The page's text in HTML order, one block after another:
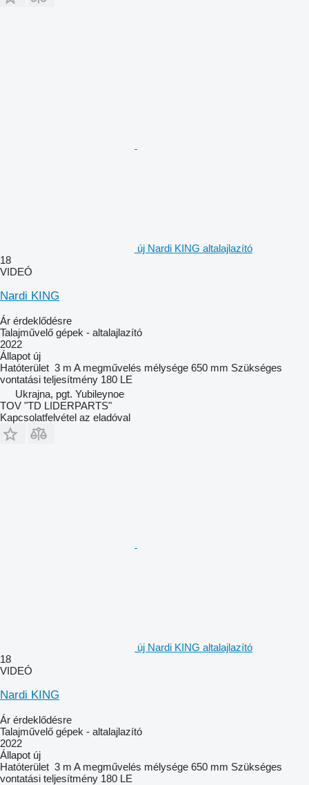
új Nardi KING altalajlazító
18
VIDEÓ
Nardi KING
Ár érdeklődésre
Talajművelő gépek - altalajlazító
2022
Állapot új
Hatóterület 3 m A megművelés mélysége 650 mm Szükséges
vontatási teljesítmény 180 LE
Ukrajna, pgt. Yubileynoe
TOV "TD LIDERPARTS"
Kapcsolatfelvétel az eladóval
új Nardi KING altalajlazító
18
VIDEÓ
Nardi KING
Ár érdeklődésre
Talajművelő gépek - altalajlazító
2022
Állapot új
Hatóterület 3 m A megművelés mélysége 650 mm Szükséges
vontatási teljesítmény 180 LE